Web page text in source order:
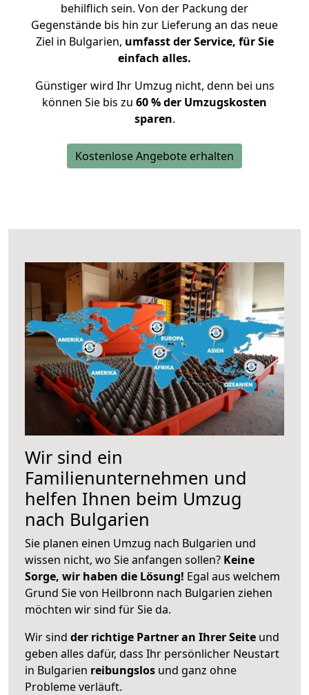
behilflich sein. Von der Packung der
Gegenstände bis hin zur Lieferung an das neue
Ziel in Bulgarien, umfasst der Service, für Sie
einfach alles.
Günstiger wird Ihr Umzug nicht, denn bei uns
können Sie bis zu 60 % der Umzugskosten
sparen.
Kostenlose Angebote erhalten
Wir sind ein
Familienunternehmen und
helfen Ihnen beim Umzug
nach Bulgarien
Sie planen einen Umzug nach Bulgarien und
wissen nicht, wo Sie anfangen sollen? Keine
Sorge, wir haben die Lösung! Egal aus welchem
Grund Sie von Heilbronn nach Bulgarien ziehen
möchten wir sind für Sie da.
Wir sind der richtige Partner an Ihrer Seite und
geben alles dafür, dass Ihr persönlicher Neustart
in Bulgarien reibungslos und ganz ohne
Probleme verläuft.